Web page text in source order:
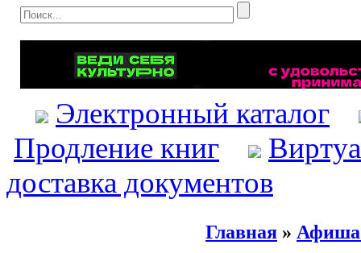
Электронный каталог
Продление книг
доставка документов
Главная » Афиша